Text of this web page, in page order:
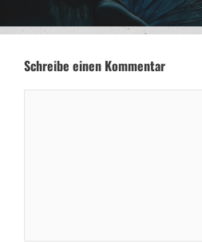
Schreibe einen Kommentar